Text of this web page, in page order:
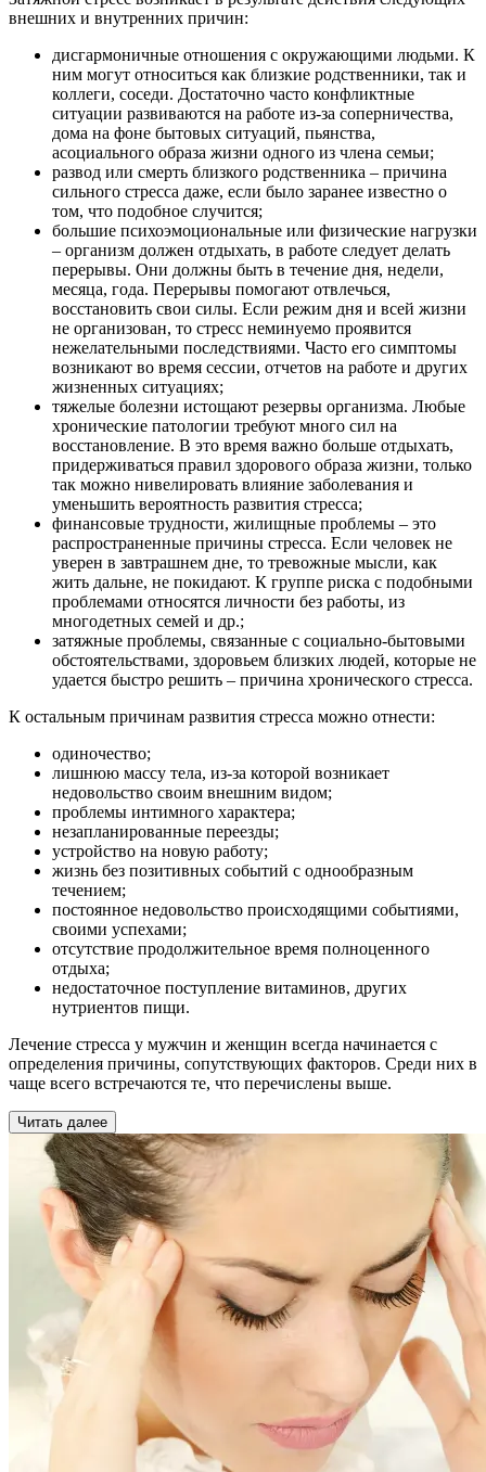
внешних и внутренних причин:
дисгармоничные отношения с окружающими людьми. К
ним могут относиться как близкие родственники, так и
коллеги, соседи. Достаточно часто конфликтные
ситуации развиваются на работе из-за соперничества,
дома на фоне бытовых ситуаций, пьянства,
асоциального образа жизни одного из члена семьи;
развод или смерть близкого родственника – причина
сильного стресса даже, если было заранее известно о
том, что подобное случится;
большие психоэмоциональные или физические нагрузки
– организм должен отдыхать, в работе следует делать
перерывы. Они должны быть в течение дня, недели,
месяца, года. Перерывы помогают отвлечься,
восстановить свои силы. Если режим дня и всей жизни
не организован, то стресс неминуемо проявится
нежелательными последствиями. Часто его симптомы
возникают во время сессии, отчетов на работе и других
жизненных ситуациях;
тяжелые болезни истощают резервы организма. Любые
хронические патологии требуют много сил на
восстановление. В это время важно больше отдыхать,
придерживаться правил здорового образа жизни, только
так можно нивелировать влияние заболевания и
уменьшить вероятность развития стресса;
финансовые трудности, жилищные проблемы – это
распространенные причины стресса. Если человек не
уверен в завтрашнем дне, то тревожные мысли, как
жить дальне, не покидают. К группе риска с подобными
проблемами относятся личности без работы, из
многодетных семей и др.;
затяжные проблемы, связанные с социально-бытовыми
обстоятельствами, здоровьем близких людей, которые не
удается быстро решить – причина хронического стресса.
К остальным причинам развития стресса можно отнести:
одиночество;
лишнюю массу тела, из-за которой возникает
недовольство своим внешним видом;
проблемы интимного характера;
незапланированные переезды;
устройство на новую работу;
жизнь без позитивных событий с однообразным
течением;
постоянное недовольство происходящими событиями,
своими успехами;
отсутствие продолжительное время полноценного
отдыха;
недостаточное поступление витаминов, других
нутриентов пищи.
Лечение стресса у мужчин и женщин всегда начинается с
определения причины, сопутствующих факторов. Среди них в
чаще всего встречаются те, что перечислены выше.
Читать далее